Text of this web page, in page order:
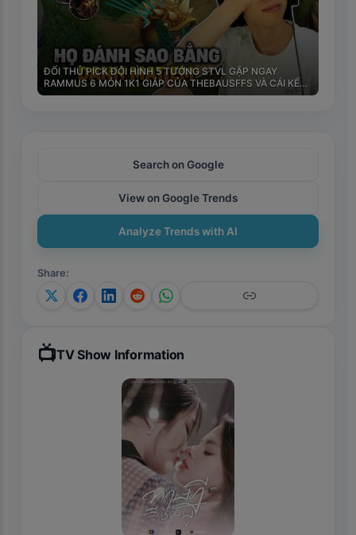
🇻🇳
ĐỐI THỦ PICK ĐỘI HÌNH 5 TƯỚNG STVL GẶP NGAY
RAMMUS 6 MÓN 1K1 GIÁP CỦA THEBAUSFFS VÀ CÁI KẾT
CỰC THẢM
Search on Google
View on Google Trends
Analyze Trends with AI
Share:
📺TV Show Information